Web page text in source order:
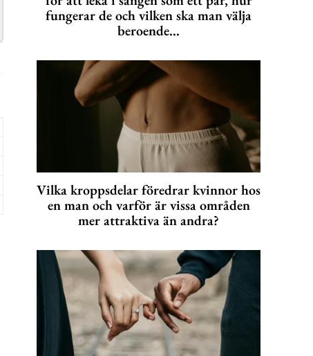
fungerar de och vilken ska man välja
beroende...
Vilka kroppsdelar föredrar kvinnor hos
en man och varför är vissa områden
mer attraktiva än andra?